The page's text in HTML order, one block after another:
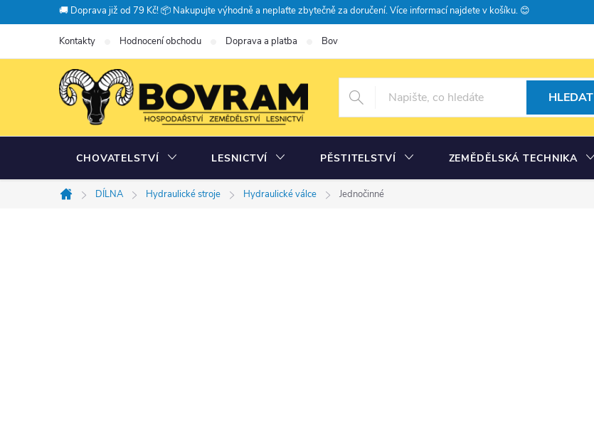
na
🚚 Doprava již od 79 Kč! 📦 Nakupujte výhodně a neplaťte zbytečně za doručení. Více informací najdete v košíku. 😊
Kontakty Hodnocení obchodu Doprava a platba Bovramova poradna
HLEDAT
CHOVATELSTVÍ LESNICTVÍ PĚSTITELSTVÍ ZEMĚDĚLSKÁ TECHNIKA
Domů
DÍLNA Hydraulické stroje Hydraulické válce Jednočinné